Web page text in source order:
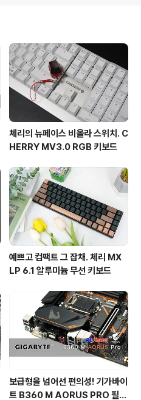
체리의 뉴페이스 비올라 스위치. C
HERRY MV3.0 RGB 키보드
예쁘고 컴팩트 그 잡채. 체리 MX
LP 6.1 알루미늄 무선 키보드
보급형을 넘어선 편의성! 기가바이
트 B360 M AORUS PRO 필드